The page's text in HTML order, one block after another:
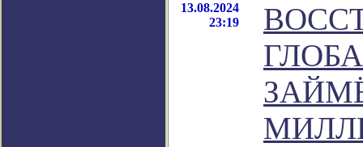
13.08.2024
23:19